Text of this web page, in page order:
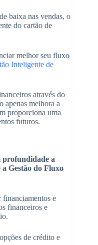
baixa nas vendas, o
do cartão de
melhor seu fluxo
Inteligente de
através do
apenas melhora a
proporciona uma
futuros.
profundidade a
Gestão do Fluxo
financiamentos e
financeiros e
de crédito e